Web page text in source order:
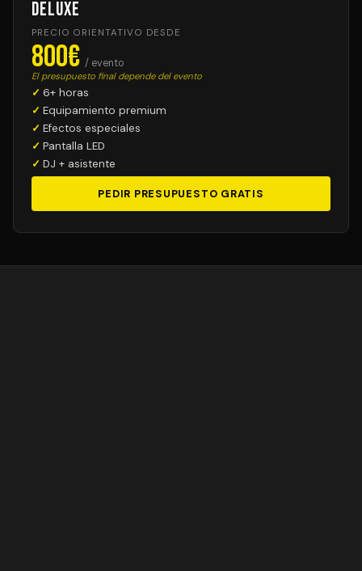
Deluxe
PRECIO ORIENTATIVO DESDE
800€ / evento
El presupuesto final depende del evento
6+ horas
Equipamiento premium
Efectos especiales
Pantalla LED
DJ + asistente
PEDIR PRESUPUESTO GRATIS